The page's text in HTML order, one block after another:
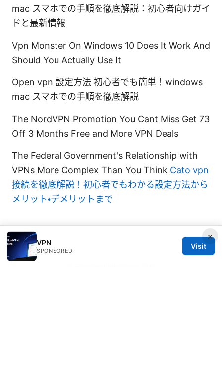
mac スマホでの手順を徹底解説：初心者向けガイ
ドと最新情報
Vpn Monster On Windows 10 Does It Work And
Should You Actually Use It
Open vpn 設定方法 初心者でも簡単！windows
mac スマホでの手順を徹底解説
The NordVPN Promotion You Cant Miss Get 73
Off 3 Months Free and More VPN Deals
The Federal Government's Relationship with
VPNs More Complex Than You Think Cato vpn
接続を徹底解説！初心者でもわかる設定方法から
メリット・デメリットまで
×
VPN
SPONSORED
Visit